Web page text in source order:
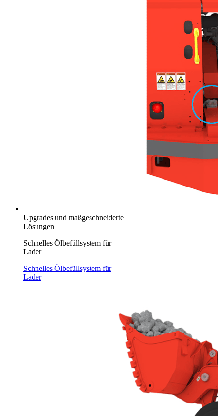
Upgrades und maßgeschneiderte
Lösungen
Schnelles Ölbefüllsystem für
Lader
Schnelles Ölbefüllsystem für
Lader